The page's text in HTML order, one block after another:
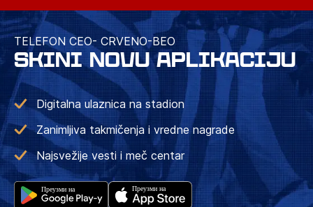
TELEFON CEO- CRVENO-BEO
SKINI NOVU APLIKACIJU
Digitalna ulaznica na stadion
Zanimljiva takmičenja i vredne nagrade
Najsvežije vesti i meč centar